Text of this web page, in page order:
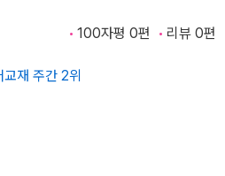
100자평 0편 리뷰 0편
재 주간 2위